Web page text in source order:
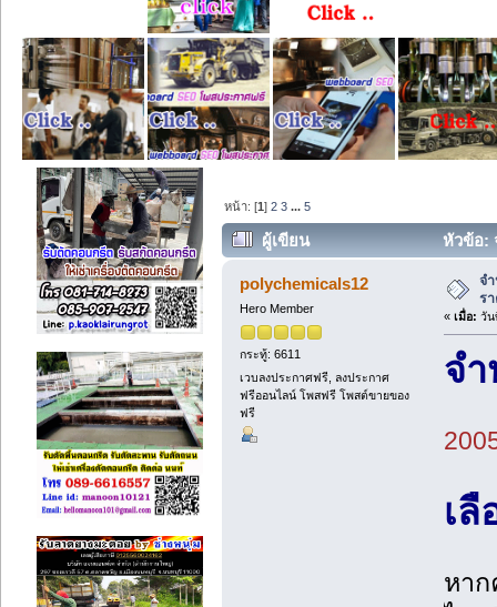
หน้า: [1]2 3 ...5
ผู้เขียน หัวข้อ:
polychemicals12
Hero Member
กระทู้: 6611
เวบลงประกาศฟรี, ลงประกาศ
ฟรีออนไลน์ โพสฟรี โพสต์ขายของ
ฟรี
จ
ร
« เมื่อ: วัน
จ
เ
หา